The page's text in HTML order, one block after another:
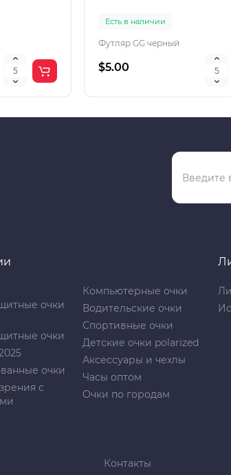
Есть в наличии
Футляр GG черный
$5.00
очки
очки
очки
с
Компьютерные очки
Водительские очки
Спортивные очки
Детские очки polarized
Аксессуары и чехлы
Часы оптом
Очки по городам
Контакты